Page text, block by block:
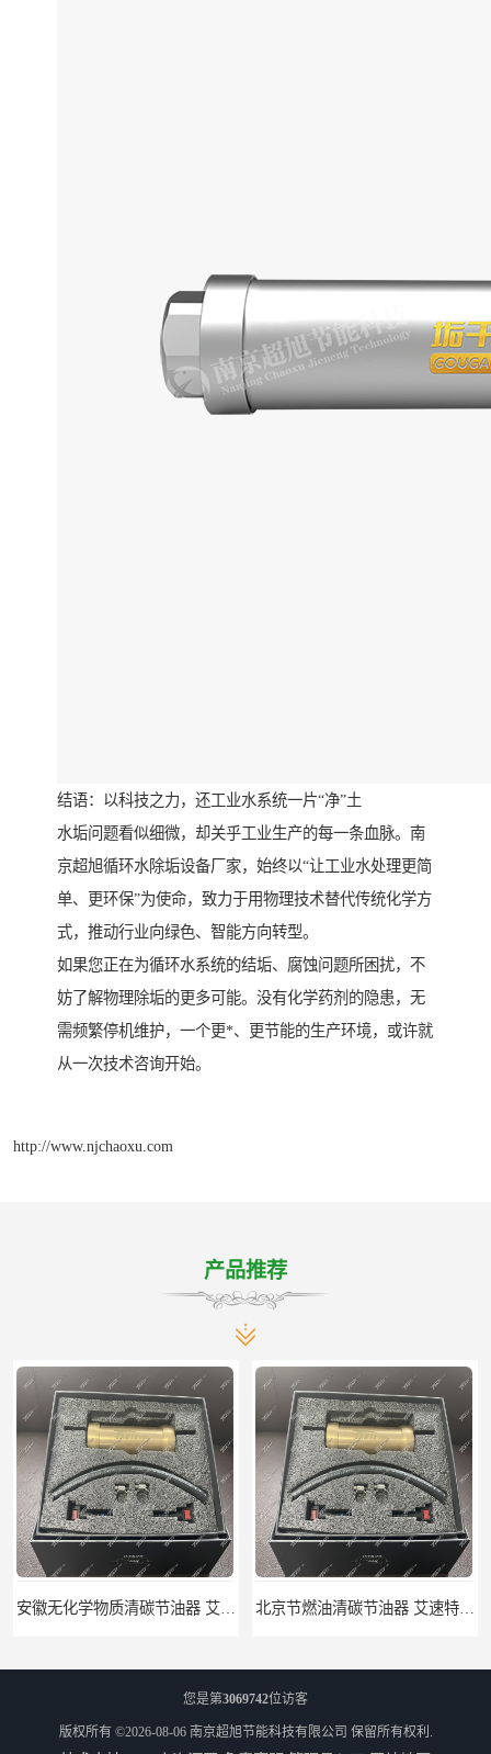
结语：以科技之力，还工业水系统一片“净”土
水垢问题看似细微，却关乎工业生产的每一条血脉。南
京超旭循环水除垢设备厂家，始终以“让工业水处理更简
单、更环保”为使命，致力于用物理技术替代传统化学方
式，推动行业向绿色、智能方向转型。
如果您正在为循环水系统的结垢、腐蚀问题所困扰，不
妨了解物理除垢的更多可能。没有化学药剂的隐患，无
需频繁停机维护，一个更*、更节能的生产环境，或许就
从一次技术咨询开始。
http://www.njchaoxu.com
产品推荐
您是第3069742位访客
版权所有 ©2026-08-06 南京超旭节能科技有限公司 保留所有权利.